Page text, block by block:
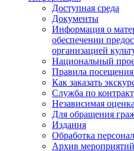
Доступная среда
Документы
Информация о
обеспечении
организацией
Национальный
Правила посещения
Как заказать
Служба по
Независимая
Для обращения
Издания
Обработка
Архив мероприятий